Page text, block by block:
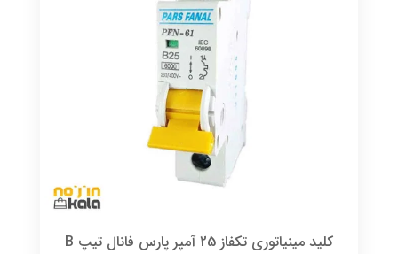
کلید مینیاتوری تکفاز 25 آمپر پارس فانال تیپ B